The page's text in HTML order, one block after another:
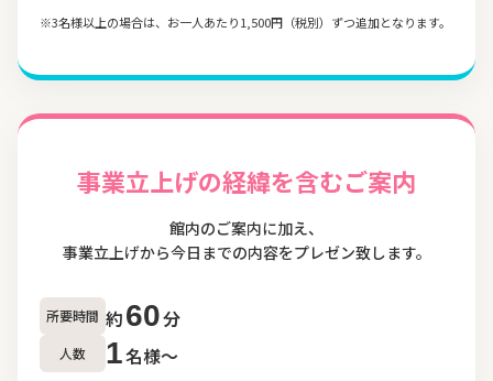
※3名様以上の場合は、お一人あたり1,500円（税別）ずつ追加となります。
事業立上げの経緯を含むご案内
館内のご案内に加え、
事業立上げから今日までの内容をプレゼン致します。
所要時間 約60分
人数 1名様〜